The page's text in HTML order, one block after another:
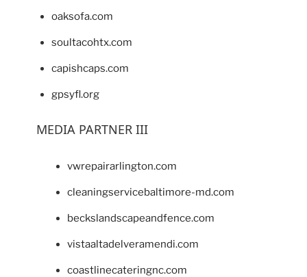
oaksofa.com
soultacohtx.com
capishcaps.com
gpsyfl.org
MEDIA PARTNER III
vwrepairarlington.com
cleaningservicebaltimore-md.com
beckslandscapeandfence.com
vistaaltadelveramendi.com
coastlinecateringnc.com